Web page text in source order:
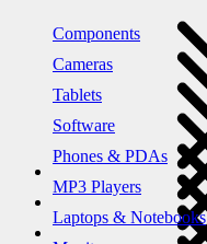
Components
Cameras
Tablets
Software
Phones & PDAs
MP3 Players
Laptops & Notebooks